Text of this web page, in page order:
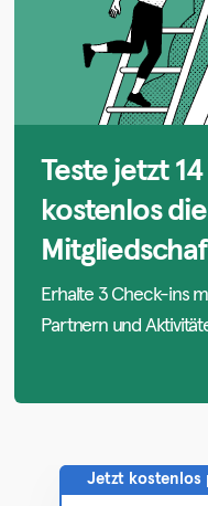
Teste jetzt
kostenlos
Erhalte 3 Check-ins
Partnern und
Jetzt kostenlos